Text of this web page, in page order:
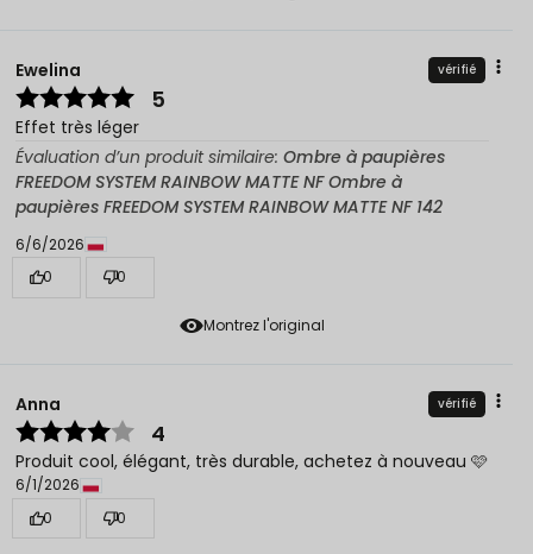
Montrez l'original
Ewelina vérifié
5
Effet très léger
Évaluation d’un produit similaire: Ombre à paupières
FREEDOM SYSTEM RAINBOW MATTE NF Ombre à
paupières FREEDOM SYSTEM RAINBOW MATTE NF 142
6/6/2026
0
0
Anna vérifié
4
Produit cool, élégant, très durable, achetez à nouveau 🩷
6/1/2026
0
0